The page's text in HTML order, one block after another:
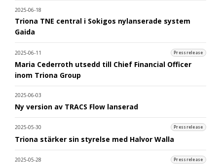
2025-06-18
Triona TNE central i Sokigos nylanserade system
Gaida
2025-06-11 Pressrelease
Maria Cederroth utsedd till Chief Financial Officer
inom Triona Group
2025-06-03
Ny version av TRACS Flow lanserad
2025-05-30 Pressrelease
Triona stärker sin styrelse med Halvor Walla
2025-05-28 Pressrelease